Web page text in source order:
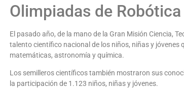
Olimpiadas de
El pasado año, de la mano de la Gran Misión Ciencia,
talento científico nacional de los niños, niñas y jóvenes
matemáticas, astronomía y química.
Los semilleros científicos también mostraron sus
la participación de 1.123 niños, niñas y jóvenes.